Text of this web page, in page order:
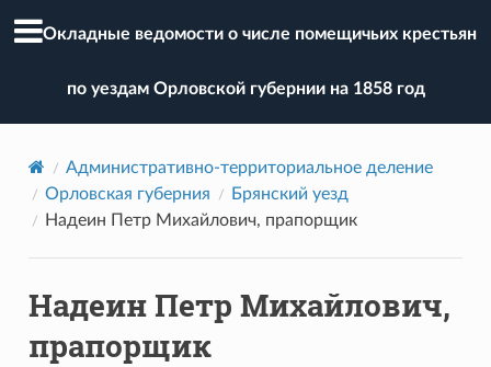
Окладные ведомости о числе помещичьих крестьян
по уездам Орловской губернии на 1858 год
Административно-территориальное деление
Орловская губерния
Брянский уезд
Надеин Петр Михайлович, прапорщик
Надеин Петр Михайлович,
прапорщик